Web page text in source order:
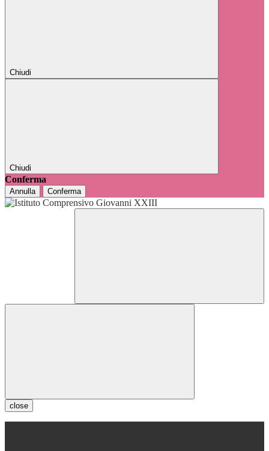
Chiudi
Chiudi
Conferma
Annulla Conferma
close